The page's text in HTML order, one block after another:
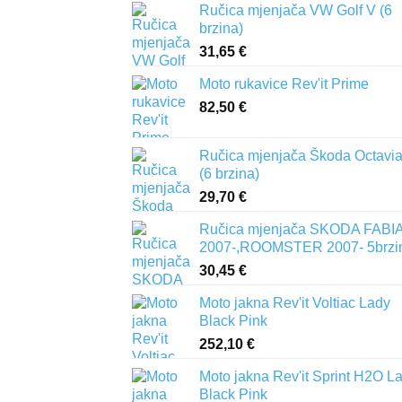
Ručica mjenjača VW Golf V (6
brzina)
31,65 €
Moto rukavice Rev'it Prime
82,50 €
Ručica mjenjača Škoda Octavia
(6 brzina)
29,70 €
Ručica mjenjača SKODA FABIA
2007-,ROOMSTER 2007-
30,45 €
Moto jakna Rev'it Voltiac Lady
Black Pink
252,10 €
Moto jakna Rev'it Sprint H2O
Black Pink